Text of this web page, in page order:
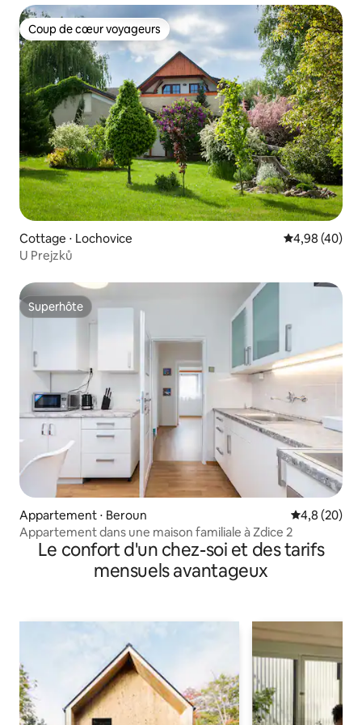
Coup de cœur voyageurs
Coup de cœur voyageurs
Cottage ⋅ Lochovice Évaluation
4,98 (40)
U Prejzků
Superhôte
Superhôte
Appartement ⋅ Beroun Évaluation
4,8 (20)
Appartement dans une maison familiale à Zdice 2
Le confort d'un chez-soi et des tarifs
mensuels avantageux